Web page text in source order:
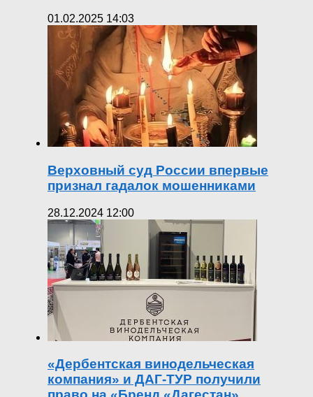
01.02.2025 14:03
Верховный суд России впервые
признал гадалок мошенниками
28.12.2024 12:00
«Дербентская винодельческая
компания» и ДАГ-ТУР получили